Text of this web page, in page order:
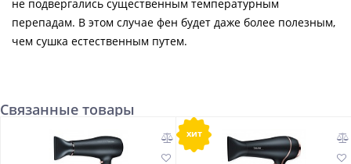
не подвергались существенным температурным
перепадам. В этом случае фен будет даже более полезным,
чем сушка естественным путем.
Связанные товары
хит